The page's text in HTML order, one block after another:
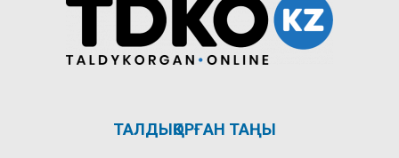
ТАЛДЫҚОРҒАН ТАҢЫ